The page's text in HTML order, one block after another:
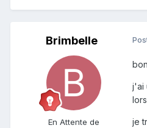
Brimbelle
En Attente de
j'ai
je